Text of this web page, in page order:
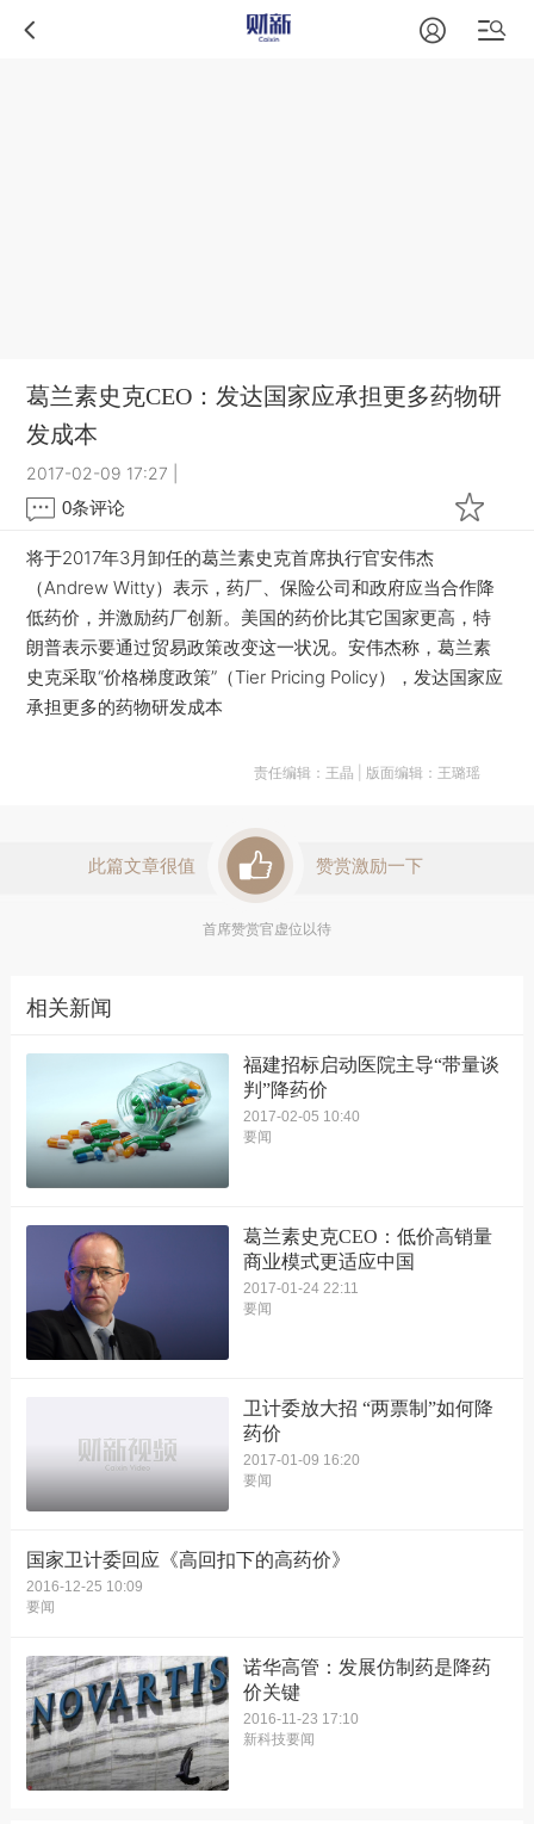
葛兰素史克CEO：发达国家应承担更多药物研
发成本
2017-02-09 17:27
0条评论
将于2017年3月卸任的葛兰素史克首席执行官安伟杰
（Andrew Witty）表示，药厂、保险公司和政府应当合作降
低药价，并激励药厂创新。美国的药价比其它国家更高，特
朗普表示要通过贸易政策改变这一状况。安伟杰称，葛兰素
史克采取“价格梯度政策”（Tier Pricing Policy），发达国家应
承担更多的药物研发成本
责任编辑：王晶 | 版面编辑：王璐瑶
此篇文章很值 赞赏激励一下
首席赞赏官虚位以待
相关新闻
福建招标启动医院主导“带量谈
判”降药价
2017-02-05 10:40
要闻
葛兰素史克CEO：低价高销量
商业模式更适应中国
2017-01-24 22:11
要闻
卫计委放大招 “两票制”如何降
药价
2017-01-09 16:20
要闻
国家卫计委回应《高回扣下的高药价》
2016-12-25 10:09
要闻
诺华高管：发展仿制药是降药
价关键
2016-11-23 17:10
新科技要闻